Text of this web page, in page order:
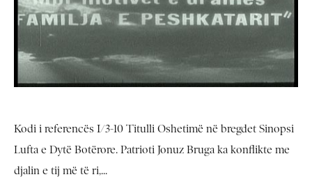
Kodi i referencës I/3-10 Titulli Oshetimë në bregdet Sinopsi
Lufta e Dytë Botërore. Patrioti Jonuz Bruga ka konflikte me
djalin e tij më të ri,...